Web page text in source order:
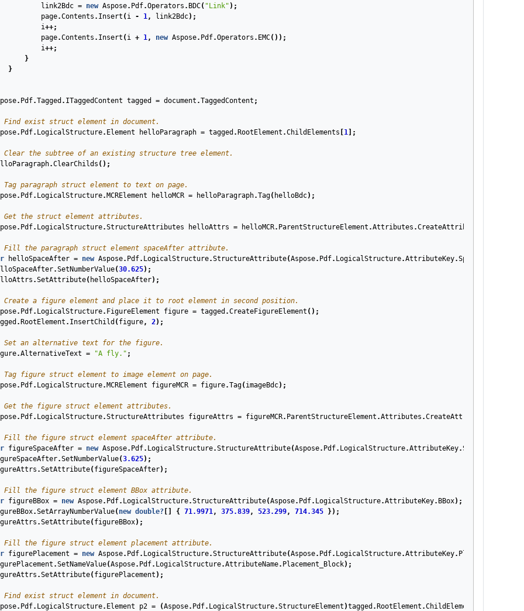
link2Bdc = new Aspose. Pdf.Operators . BDC( "Link" );
page.Contents . Insert ( i - 1, link2Bdc);
i++;
page.Contents . Insert ( i + 1, new Aspose. Pdf.Operators . EMC());
i++;
}
}
. Pdf.Tagged . ITaggedContent tagged = document .TaggedContent ;
exist struct element in document.
. Pdf. LogicalStructure. Element helloParagraph = tagged . RootElement .ChildElements 1];
the subtree of an existing structure tree element.
.ClearChilds ();
paragraph struct element to text on page.
. Pdf. LogicalStructure. MCRElement helloMCR = helloParagraph.Tag( helloBdc);
the struct element attributes.
. Pdf. LogicalStructure.StructureAttributes helloAttrs = helloMCR. ParentStructureElement .Attributes .CreateAttributes
the paragraph struct element spaceAfter attribute.
helloSpaceAfter = new Aspose. Pdf. LogicalStructure.StructureAttribute(Aspose. Pdf. LogicalStructure.AttributeKey.SpaceAfter
.SetNumberValue(30.625);
.SetAttribute( helloSpaceAfter);
a figure element and place it to root element in second position.
. Pdf. LogicalStructure. FigureElement figure = tagged .CreateFigureElement ();
. RootElement . InsertChild ( figure, 2);
an alternative text for the figure.
.AlternativeText = "A fly." ;
figure struct element to image element on page.
. Pdf. LogicalStructure. MCRElement figureMCR = figure.Tag( imageBdc);
the figure struct element attributes.
. Pdf. LogicalStructure.StructureAttributes figureAttrs = figureMCR. ParentStructureElement .Attributes .CreateAttributes
the figure struct element spaceAfter attribute.
figureSpaceAfter = new Aspose. Pdf. LogicalStructure.StructureAttribute(Aspose. Pdf. LogicalStructure.AttributeKey.SpaceAfter
.SetNumberValue(3.625);
.SetAttribute( figureSpaceAfter);
the figure struct element BBox attribute.
figureBBox = new Aspose. Pdf. LogicalStructure.StructureAttribute(Aspose. Pdf. LogicalStructure.AttributeKey. BBox);
.SetArrayNumberValue( new double?[] { 71.9971, 375.839, 523.299, 714.345
});
.SetAttribute( figureBBox);
the figure struct element placement attribute.
figurePlacement = new Aspose. Pdf. LogicalStructure.StructureAttribute(Aspose. Pdf. LogicalStructure.AttributeKey. Placement
.SetNameValue(Aspose. Pdf. LogicalStructure.AttributeName. Placement_Block);
.SetAttribute( figurePlacement );
exist struct element in document.
. Pdf. LogicalStructure. Element p2 = (Aspose. Pdf. LogicalStructure.StructureElement )tagged . RootElement .ChildElements